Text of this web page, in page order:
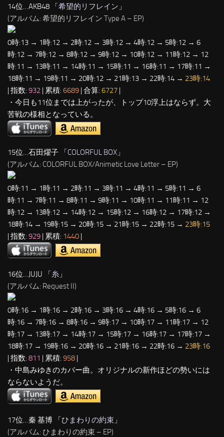
14位…AKB48 「 希望的リフレイン 」
(アルバム: 希望的リフレイン Type A – EP)
0時:13 → 1時:12 → 2時:12 → 3時:12 → 4時:12 → 5時:12 → 6
時:12 → 7時:12 → 8時:12 → 9時:12 → 10時:12 → 11時:12 → 12
時:11 → 13時:11 → 14時:11 → 15時:11 → 16時:11 → 17時:11 →
18時:11 → 19時:11 → 20時:12 → 21時:13 → 22時:14 → 23時:14
| 指数: 932 | 累積: 6689 | 合算: 6727
・今日も11位までは上がったが、トップ10浮上はならず。大
苦戦の様相となっている。
15位…石田燿子 「COLORFUL BOX 」
(アルバム: COLORFUL BOX/Animetic Love Letter – EP)
0時:11 → 1時:11 → 2時:11 → 3時:11 → 4時:11 → 5時:11 → 6
時:11 → 7時:11 → 8時:11 → 9時:11 → 10時:11 → 11時:11 → 12
時:12 → 13時:12 → 14時:12 → 15時:12 → 16時:12 → 17時:12 →
18時:14 → 19時:15 → 20時:15 → 21時:15 → 22時:15 → 23時:15
| 指数: 929 | 累積: 1440 |
16位…JUJU 「糸 」
(アルバム: Request II)
0時:16 → 1時:16 → 2時:16 → 3時:16 → 4時:16 → 5時:16 → 6
時:16 → 7時:16 → 8時:16 → 9時:17 → 10時:17 → 11時:17 → 12
時:17 → 13時:17 → 14時:17 → 15時:17 → 16時:17 → 17時:17 →
18時:17 → 19時:16 → 20時:16 → 21時:16 → 22時:16 → 23時:16
| 指数: 811 | 累積: 958 |
・中島みゆきのカバー曲。オリジナルの新作ほどの勢いには
ならないようだ。
17位…秦 基博 「ひまわりの約束 」
(アルバム: ひまわりの約束 – EP)